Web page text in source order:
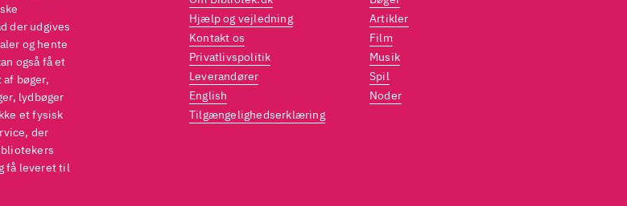
der udgives
og hente
også få et
bøger,
lydbøger
et fysisk
der
få leveret til
Hjælp og vejledning
Kontakt os
Privatlivspolitik
Leverandører
English
Tilgængelighedserklæring
Artikler
Film
Musik
Spil
Noder